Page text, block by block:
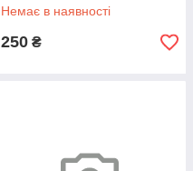
Немає в наявності
250 ₴